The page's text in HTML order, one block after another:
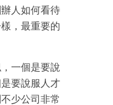
人如何看待
，最重要的
一個是要說
要說服人才
少公司非常